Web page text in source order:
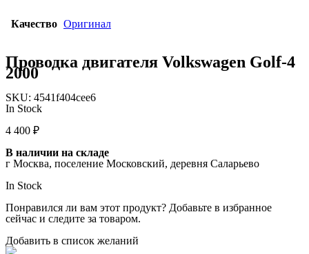
Качество Оригинал
Проводка двигателя Volkswagen Golf-4
2000
SKU: 4541f404cee6
In Stock
4 400 ₽
В наличии на складе
г Москва, поселение Московский, деревня Саларьево
In Stock
Понравился ли вам этот продукт? Добавьте в избранное
сейчас и следите за товаром.
Добавить в список желаний